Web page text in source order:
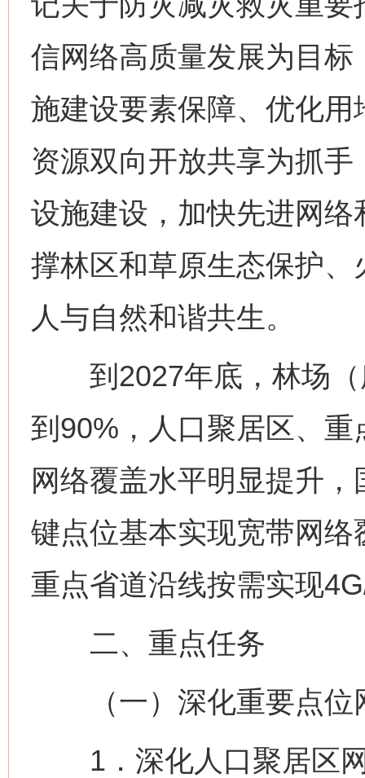
信网络高质量发展为目
施建设要素保障、优化
资源双向开放共享为抓
设施建设，加快先进网
撑林区和草原生态保护
人与自然和谐共生。
到2027年底，林场（
到90%，人口聚居区、
网络覆盖水平明显提升
键点位基本实现宽带网
重点省道沿线按需实现
二、重点任务
（一）深化重要点位
1．深化人口聚居区网